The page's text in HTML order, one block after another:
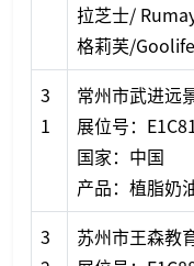
拉芝士/
格莉芙/
3
1
常州市武进远
展位号：
国家：中国
产品：植脂奶
3
苏州市王森教